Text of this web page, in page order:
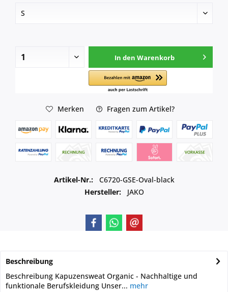
In den Warenkorb
Merken Fragen zum Artikel?
Artikel-Nr.:
C6720-GSE-Oval-black
Hersteller:
JAKO
Beschreibung
Beschreibung Kapuzensweat Organic - Nachhaltige und
funktionale Berufskleidung Unser... mehr